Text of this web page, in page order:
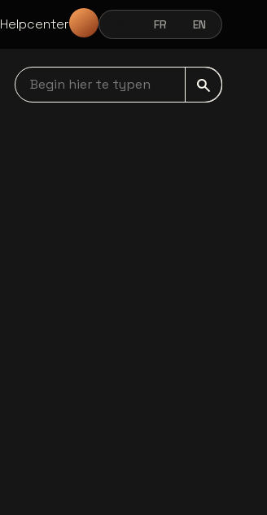
Helpcenter NEDERLANDSFRANÇAIS
FR ENGLISH
EN
Begin hier te typen navbar